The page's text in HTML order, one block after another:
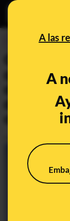
A las
A
CONTROL DEL
Cuando
que "con
de la
de que
con el PP